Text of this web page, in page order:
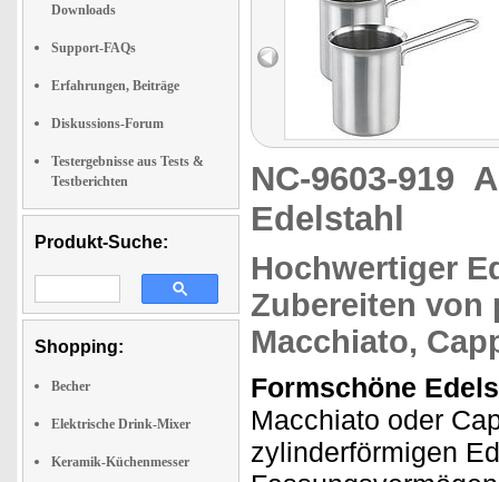
Downloads
Support-FAQs
Erfahrungen, Beiträge
Diskussions-Forum
Testergebnisse aus Tests &
Testberichten
Produkt-Suche:
Shopping:
Becher
Elektrische Drink-Mixer
Keramik-Küchenmesser
NC-9603-919
Edelstahl
Hochwertiger
Zubereiten von
Macchiato,
Formschöne
Macchiato oder
zylinderförmigen